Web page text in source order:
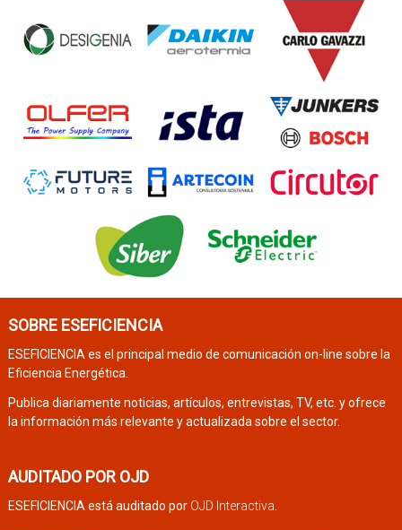
SOBRE ESEFICIENCIA
ESEFICIENCIA es el principal medio de comunicación on-line sobre la
Eficiencia Energética.
Publica diariamente noticias, artículos, entrevistas, TV, etc. y ofrece
la información más relevante y actualizada sobre el sector.
AUDITADO POR OJD
ESEFICIENCIA está auditado por OJD Interactiva